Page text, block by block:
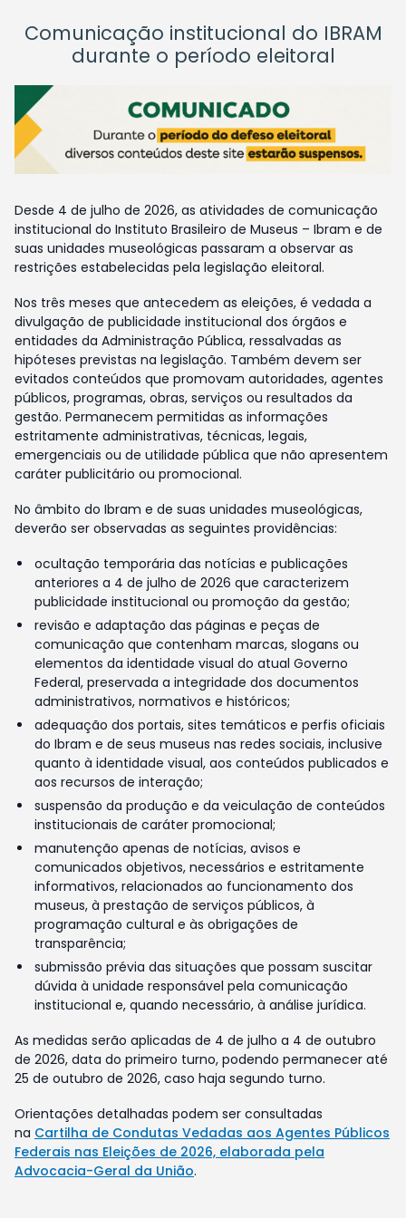
Comunicação institucional do IBRAM
durante o período eleitoral
Desde 4 de julho de 2026, as atividades de comunicação
institucional do Instituto Brasileiro de Museus – Ibram e de
suas unidades museológicas passaram a observar as
restrições estabelecidas pela legislação eleitoral.
Nos três meses que antecedem as eleições, é vedada a
divulgação de publicidade institucional dos órgãos e
entidades da Administração Pública, ressalvadas as
hipóteses previstas na legislação. Também devem ser
evitados conteúdos que promovam autoridades, agentes
públicos, programas, obras, serviços ou resultados da
gestão. Permanecem permitidas as informações
estritamente administrativas, técnicas, legais,
emergenciais ou de utilidade pública que não apresentem
caráter publicitário ou promocional.
No âmbito do Ibram e de suas unidades museológicas,
deverão ser observadas as seguintes providências:
ocultação temporária das notícias e publicações
anteriores a 4 de julho de 2026 que caracterizem
publicidade institucional ou promoção da gestão;
revisão e adaptação das páginas e peças de
comunicação que contenham marcas, slogans ou
elementos da identidade visual do atual Governo
Federal, preservada a integridade dos documentos
administrativos, normativos e históricos;
adequação dos portais, sites temáticos e perfis oficiais
do Ibram e de seus museus nas redes sociais, inclusive
quanto à identidade visual, aos conteúdos publicados e
aos recursos de interação;
suspensão da produção e da veiculação de conteúdos
institucionais de caráter promocional;
manutenção apenas de notícias, avisos e
comunicados objetivos, necessários e estritamente
informativos, relacionados ao funcionamento dos
museus, à prestação de serviços públicos, à
programação cultural e às obrigações de
transparência;
submissão prévia das situações que possam suscitar
dúvida à unidade responsável pela comunicação
institucional e, quando necessário, à análise jurídica.
As medidas serão aplicadas de 4 de julho a 4 de outubro
de 2026, data do primeiro turno, podendo permanecer até
25 de outubro de 2026, caso haja segundo turno.
Orientações detalhadas podem ser consultadas
na Cartilha de Condutas Vedadas aos Agentes Públicos
Federais nas Eleições de 2026, elaborada pela
Advocacia-Geral da União.